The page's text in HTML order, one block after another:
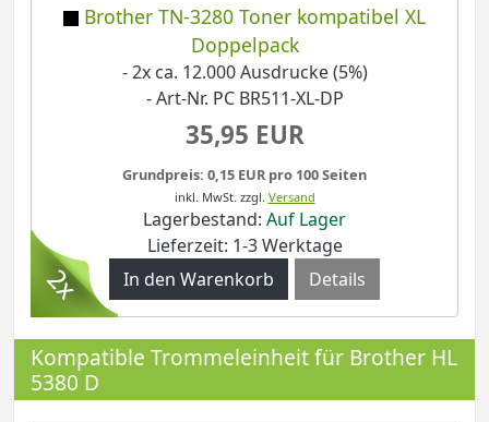
Brother TN-3280 Toner kompatibel XL
Doppelpack
- 2x ca. 12.000 Ausdrucke (5%)
- Art-Nr. PC BR511-XL-DP
35,95 EUR
Grundpreis: 0,15 EUR pro 100 Seiten
inkl. MwSt. zzgl. Versand
Lagerbestand: Auf Lager
Lieferzeit: 1-3 Werktage
Details
Kompatible Trommeleinheit für Brother HL
5380 D